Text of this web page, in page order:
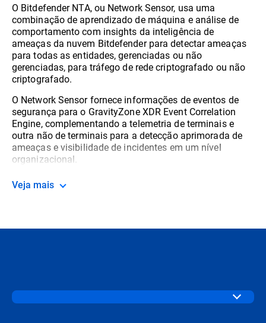
O Bitdefender NTA, ou Network Sensor, usa uma
combinação de aprendizado de máquina e análise de
comportamento com insights da inteligência de
ameaças da nuvem Bitdefender para detectar ameaças
para todas as entidades, gerenciadas ou não
gerenciadas, para tráfego de rede criptografado ou não
criptografado.
O Network Sensor fornece informações de eventos de
segurança para o GravityZone XDR Event Correlation
Engine, complementando a telemetria de terminais e
outra não de terminais para a detecção aprimorada de
ameaças e visibilidade de incidentes em um nível
organizacional.
Veja mais